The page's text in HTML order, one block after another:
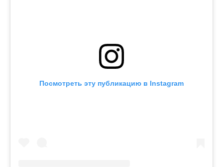
Посмотреть эту публикацию в Instagram